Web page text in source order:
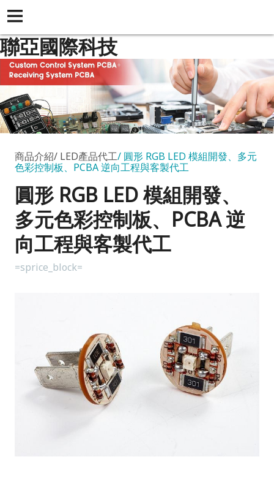
聯亞國際科技
商品介紹 LED產品代工 圓形 RGB LED 模組開發、多元
色彩控制板、PCBA 逆向工程與客製代工
圓形 RGB LED 模組開發、
多元色彩控制板、PCBA 逆
向工程與客製代工
=sprice_block=